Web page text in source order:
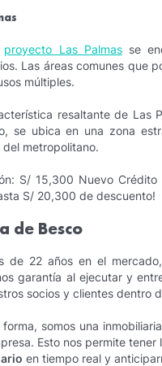
proyecto Las Palmasse
Las áreas comunes que
múltiples.
resaltante de Las
se ubica en una zona
del metropolitano.
S/ 15,300 Nuevo
S/ 20,300 de descuento!
de Besco
de 22 años en el
garantía al ejecutar y
socios y clientes dentro
forma, somos una
Esto nos permite
en tiempo real y